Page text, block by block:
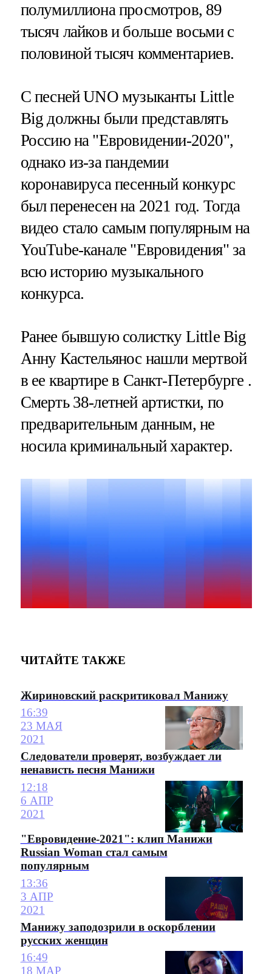
полумиллиона просмотров, 89
тысяч лайков и больше восьми с
половиной тысяч комментариев.
С песней UNO музыканты Little
Big должны были представлять
Россию на "Евровидении-2020",
однако из-за пандемии
коронавируса песенный конкурс
был перенесен на 2021 год. Тогда
видео стало самым популярным на
YouTube-канале "Евровидения" за
всю историю музыкального
конкурса.
Ранее бывшую солистку Little Big
Анну Кастельянос нашли мертвой
в ее квартире в Санкт-Петербурге .
Смерть 38-летней артистки, по
предварительным данным, не
носила криминальный характер.
ЧИТАЙТЕ ТАКЖЕ
Жириновский раскритиковал Манижу
16:39
23 МАЯ
2021
Следователи проверят, возбуждает ли
ненависть песня Манижи
12:18
6 АПР
2021
"Евровидение-2021": клип Манижи
Russian Woman стал самым
популярным
13:36
3 АПР
2021
Манижу заподозрили в оскорблении
русских женщин
16:49
18 МАР